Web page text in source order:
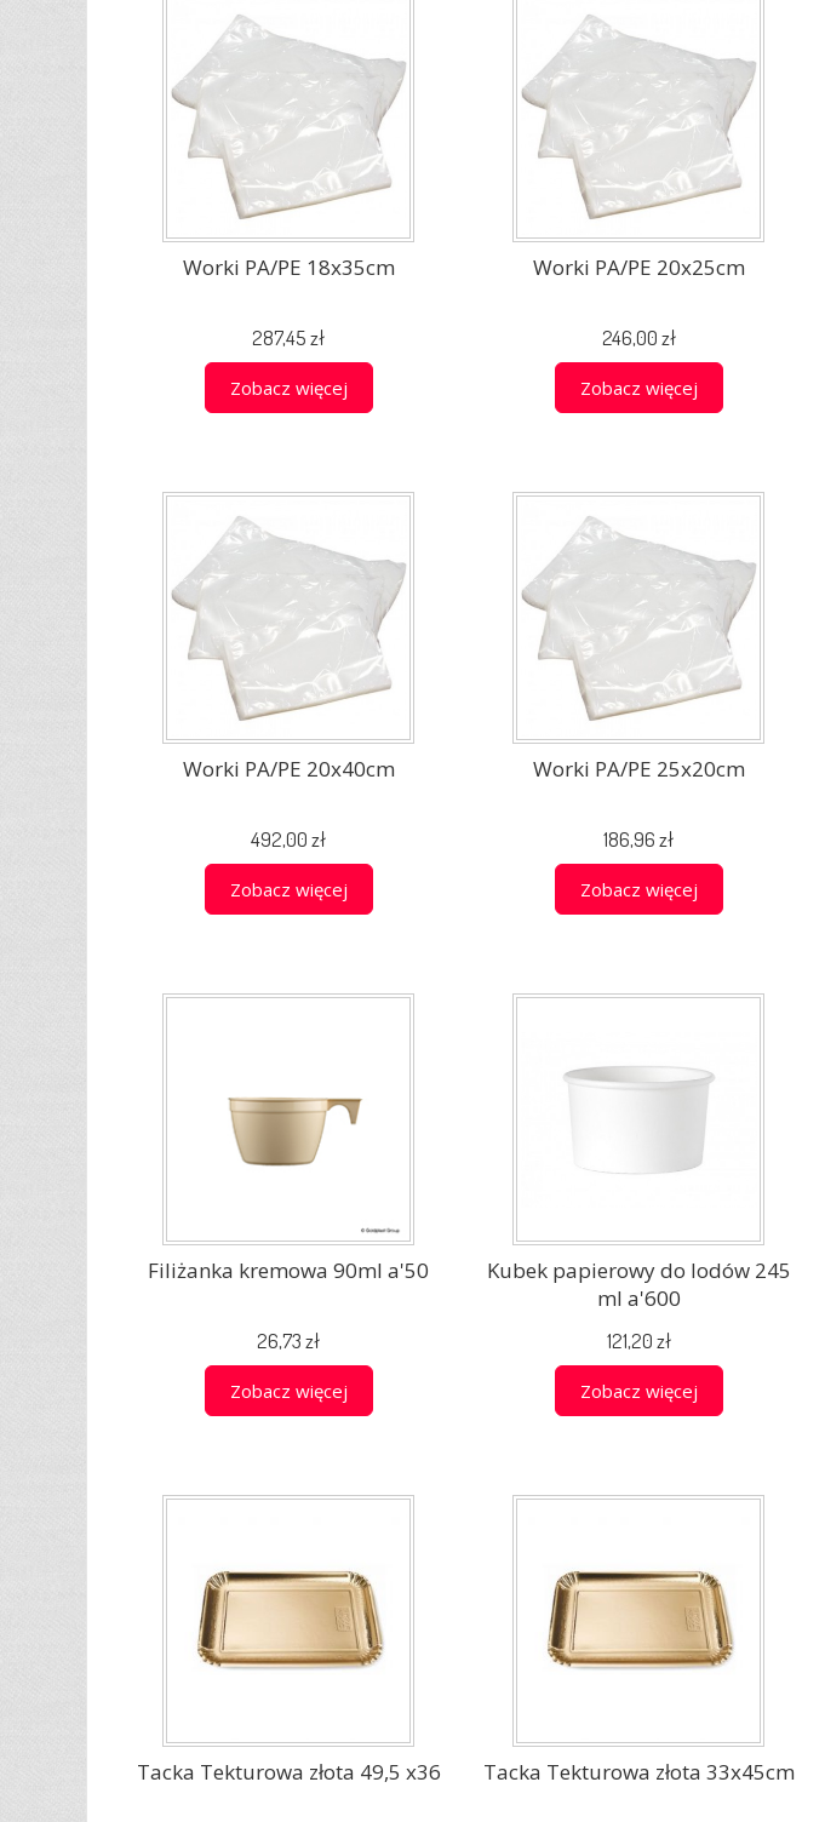
Worki PA/PE 18x35cm
287,45 zł
Zobacz więcej
Worki PA/PE 20x25cm
246,00 zł
Zobacz więcej
Worki PA/PE 20x40cm
492,00 zł
Zobacz więcej
Worki PA/PE 25x20cm
186,96 zł
Zobacz więcej
Filiżanka kremowa 90ml a'50
26,73 zł
Zobacz więcej
Kubek papierowy do lodów 245
ml a'600
121,20 zł
Zobacz więcej
Tacka Tekturowa złota 49,5 x36 Tacka Tekturowa złota 33x45cm